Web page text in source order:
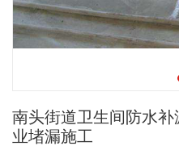
南头街道卫生间防水
业堵漏施工